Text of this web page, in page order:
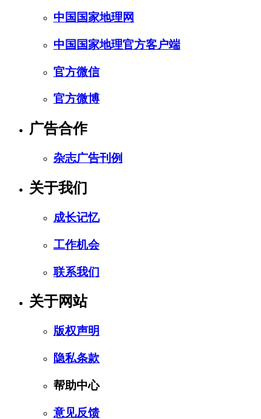
中国国家地理网
中国国家地理官方客户端
官方微信
官方微博
广告合作
杂志广告刊例
关于我们
成长记忆
工作机会
联系我们
关于网站
版权声明
隐私条款
帮助中心
意见反馈